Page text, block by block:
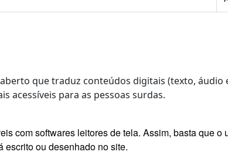
que traduz conteúdos digitais (texto,
acessíveis para as pessoas surdas.
com softwares leitores de tela. Assim, basta que
escrito ou desenhado no site.